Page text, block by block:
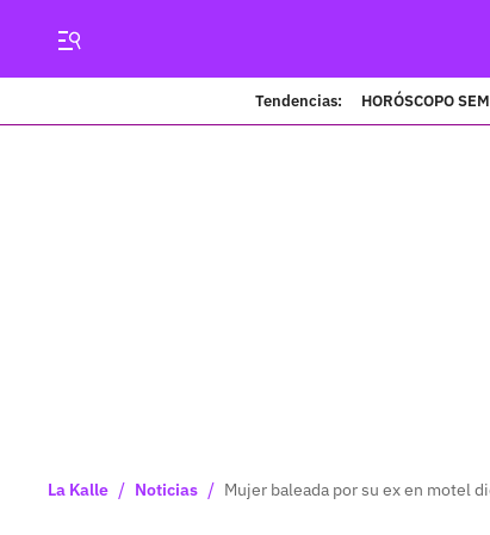
Tendencias: HORÓSCOPO
La Kalle / Noticias / Mujer baleada por su ex en motel